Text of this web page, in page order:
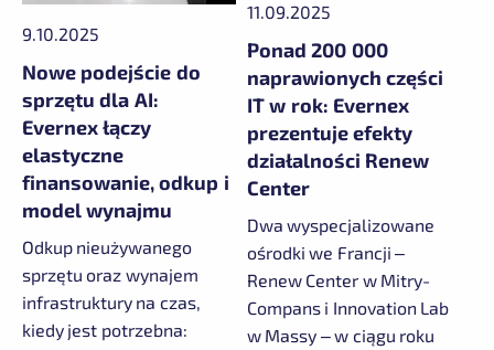
9.10.2025
Nowe podejście do
sprzętu dla AI:
Evernex łączy
elastyczne
finansowanie, odkup i
model wynajmu
Odkup nieużywanego
sprzętu oraz wynajem
infrastruktury na czas,
kiedy jest potrzebna:
11.09.2025
Ponad 200 000
naprawionych części
IT w rok: Evernex
prezentuje efekty
działalności Renew
Center
Dwa wyspecjalizowane
ośrodki we Francji –
Renew Center w Mitry-
Compans i Innovation Lab
w Massy – w ciągu roku